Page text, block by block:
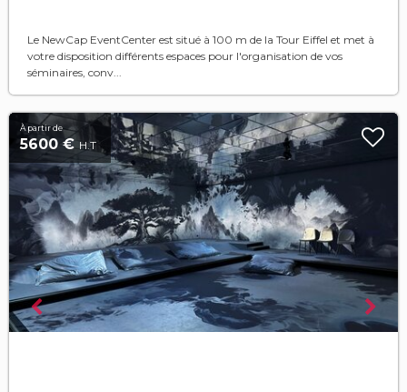
Le NewCap EventCenter est situé à 100 m de la Tour Eiffel et met à
votre disposition différents espaces pour l'organisation de vos
séminaires, conv...
À partir de
5600 €H.T